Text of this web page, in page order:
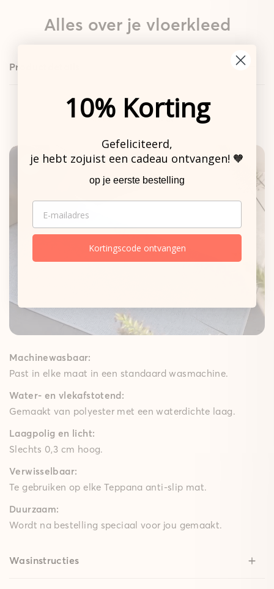
Alles over je vloerkleed
Productdetails
Design
Kleed
Standaard
Mat
Machinewasbaar:
Past in elke maat in een standaard wasmachine.
Water- en vlekafstotend:
Gemaakt van polyester met een waterdichte laag.
Laagpolig en licht:
Slechts 0,3 cm hoog.
Verwisselbaar:
Te gebruiken op elke Teppana anti-slip mat.
Duurzaam:
Wordt na bestelling speciaal voor jou gemaakt.
Wasinstructies
10% Korting
Gefeliciteerd,
je hebt zojuist een cadeau ontvangen! 🧡
op je eerste bestelling
EMAIL
Kortingscode ontvangen